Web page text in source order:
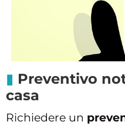
Preventivo
casa
Richiedere un